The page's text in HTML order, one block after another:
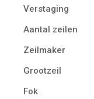
Verstaging
Aantal zeilen
Zeilmaker
Grootzeil
Fok